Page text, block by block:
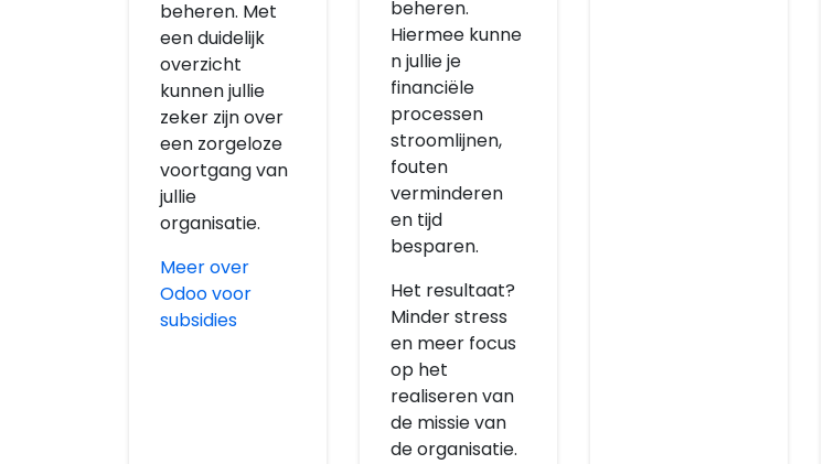
beheren. Met
een duidelijk
overzicht
kunnen jullie
zeker zijn over
een zorgeloze
voortgang van
jullie
organisatie.
Meer over
Odoo voor
subsidies
beheren.
Hiermee kunne
n jullie je
financiële
processen
stroomlijnen,
fouten
verminderen
en tijd
besparen.
Het resultaat?
Minder stress
en meer focus
op het
realiseren van
de missie van
de organisatie.